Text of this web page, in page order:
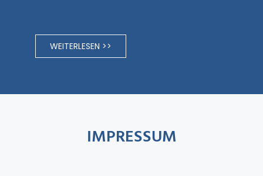
WEITERLESEN >>
IMPRESSUM